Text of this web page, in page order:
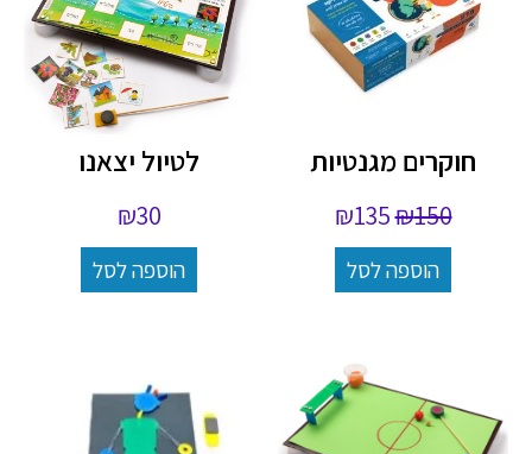
חוקרים מגנטיות
₪150
₪135
הוספה לסל
לטיול יצאנו
₪30
הוספה לסל